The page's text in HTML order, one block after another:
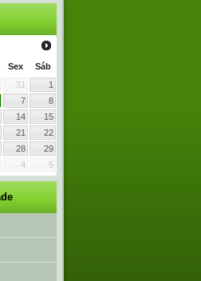
Sex
Sáb
31
1
7
8
14
15
21
22
28
29
4 5